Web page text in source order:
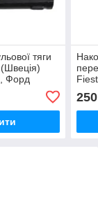
тяги
Форд
830130F
250